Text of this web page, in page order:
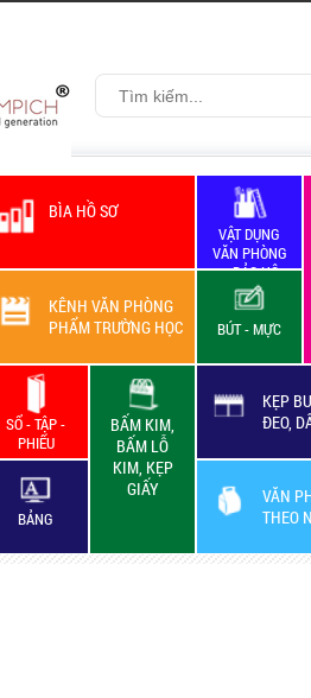
BÌA HỒ SƠ
VẬT DỤNG
VĂN PHÒNG
+ BẢO HỘ
LAO ĐỘNG
KÊNH VĂN PHÒNG
PHẨM TRƯỜNG HỌC
BÚT - MỰC
SỔ - TẬP -
PHIẾU
BẤM KIM,
BẤM LỖ
KIM, KẸP
GIẤY
KẸP
ĐEO,
VĂN
THEO
BẢNG